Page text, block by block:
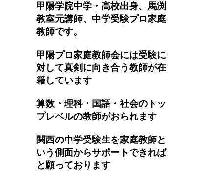
甲陽学院中学・高校出身、馬渕
教室元講師、 中学受験プロ家庭
教師です。
甲陽プロ家庭教師会には受験に
対して真剣に向き合う教師が在
籍しています
算数・理科・国語・社会のトッ
プレベルの教師がおられます
関西の中学受験生を家庭教師と
いう側面からサポートできれば
と願っております